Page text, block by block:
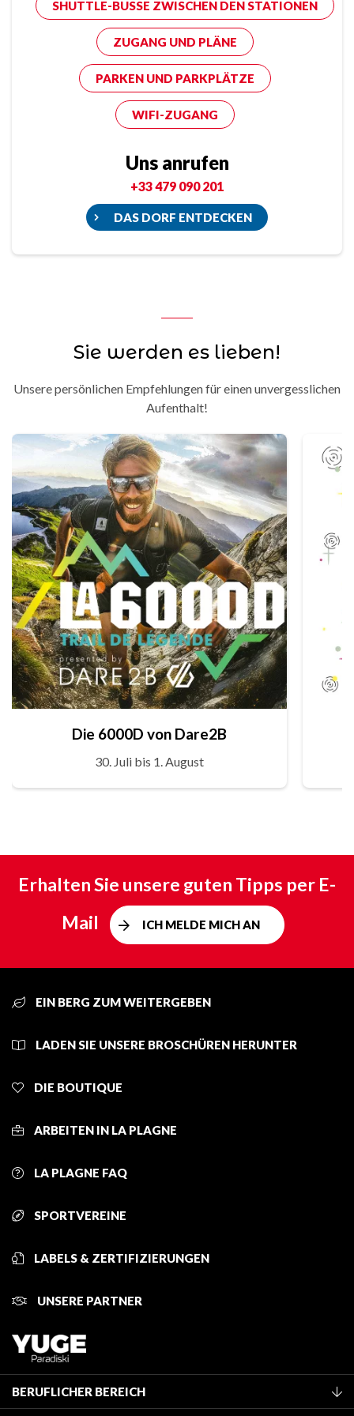
SHUTTLE-BUSSE ZWISCHEN DEN STATIONEN
ZUGANG UND PLÄNE
PARKEN UND PARKPLÄTZE
WIFI-ZUGANG
Uns anrufen
+33 479 090 201
DAS DORF ENTDECKEN
Sie werden es lieben!
Unsere persönlichen Empfehlungen für einen unvergesslichen
Aufenthalt!
Die 6000D von Dare2B
30. Juli bis 1. August
Erhalten Sie unsere guten Tipps per E-
Mail
ICH MELDE MICH AN
EIN BERG ZUM WEITERGEBEN
LADEN SIE UNSERE BROSCHÜREN HERUNTER
DIE BOUTIQUE
ARBEITEN IN LA PLAGNE
LA PLAGNE FAQ
SPORTVEREINE
LABELS & ZERTIFIZIERUNGEN
UNSERE PARTNER
BERUFLICHER BEREICH